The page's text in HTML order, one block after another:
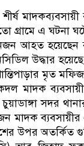
শীর্ষ
গ্রামে এ ঘটনা
আহত হয়েছেন
উদ্ধার
মৃত মফিজ
মাদক
চুয়াডাঙ্গা সদর
মাদক
উপর অতর্কিত